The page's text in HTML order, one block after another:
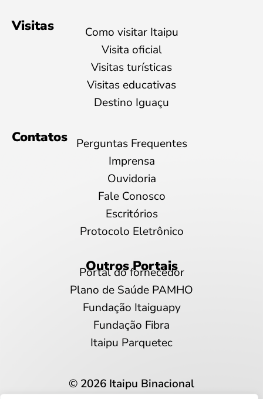
Visitas
Como visitar Itaipu
Visita oficial
Visitas turísticas
Visitas educativas
Destino Iguaçu
Contatos
Perguntas Frequentes
Imprensa
Ouvidoria
Fale Conosco
Escritórios
Protocolo Eletrônico
Outros Portais
Portal do fornecedor
Plano de Saúde PAMHO
Fundação Itaiguapy
Fundação Fibra
Itaipu Parquetec
© 2026 Itaipu Binacional